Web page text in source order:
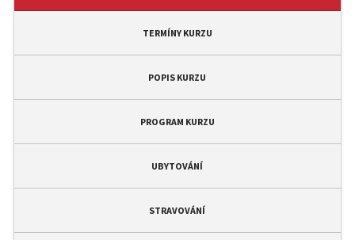
TERMÍNY KURZU
POPIS KURZU
PROGRAM KURZU
UBYTOVÁNÍ
STRAVOVÁNÍ